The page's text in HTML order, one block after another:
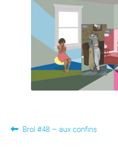
Navigation
Article
Brol #48 – aux confins